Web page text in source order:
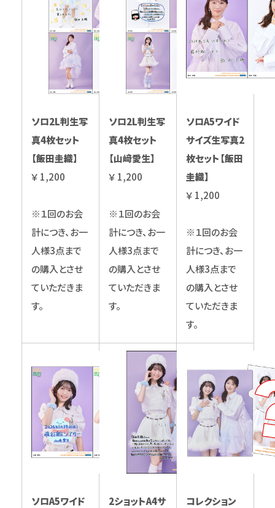
ソロ2L判生写
真4枚セット
【飯田圭織】
￥ 1,200
※１回のお会
計につき、お一
人様3点まで
の購入とさせ
ていただきま
す。
ソロ2L判生写
真4枚セット
【山﨑愛生】
￥ 1,200
※１回のお会
計につき、お一
人様3点まで
の購入とさせ
ていただきま
す。
ソロA5ワイド
サイズ生写真2
枚セット【飯田
圭織】
￥ 1,200
※１回のお会
計につき、お一
人様3点まで
の購入とさせ
ていただきま
す。
ソロA5ワイド 2ショットA4サ コレクション